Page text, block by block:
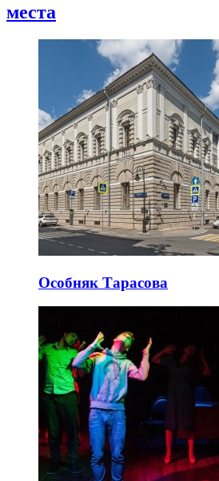
места
Особняк Тарасова